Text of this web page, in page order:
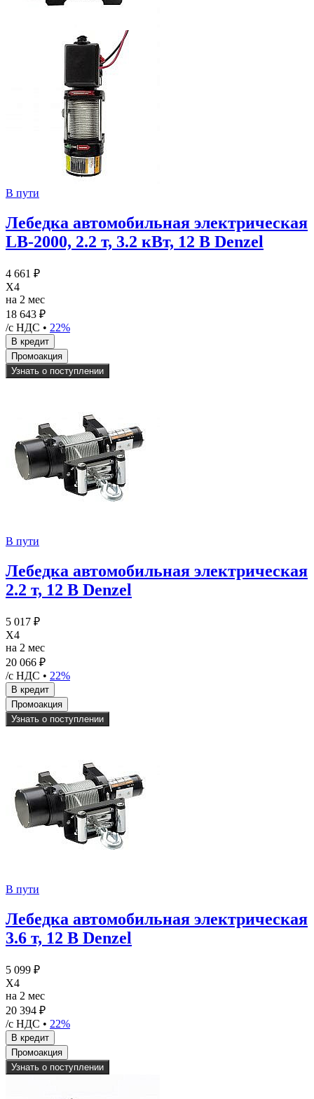
В пути
Лебедка автомобильная электрическая
LB-2000, 2.2 т, 3.2 кВт, 12 В Denzel
4 661 ₽
X4
на 2 мес
18 643 ₽
/с НДС • 22%
Узнать о поступлении
В пути
Лебедка автомобильная электрическая
2.2 т, 12 В Denzel
5 017 ₽
X4
на 2 мес
20 066 ₽
/с НДС • 22%
Узнать о поступлении
В пути
Лебедка автомобильная электрическая
3.6 т, 12 В Denzel
5 099 ₽
X4
на 2 мес
20 394 ₽
/с НДС • 22%
Узнать о поступлении